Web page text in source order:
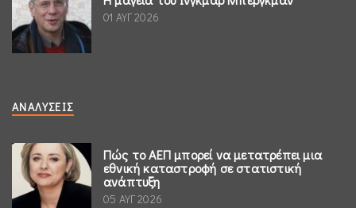
01 ΑΥΓ 2026
ΑΝΑΛΎΣΕΙΣ
Πώς το ΑΕΠ μπορεί να μετατρέπει μια
εθνική καταστροφή σε στατιστική
ανάπτυξη
05 ΑΥΓ 2026